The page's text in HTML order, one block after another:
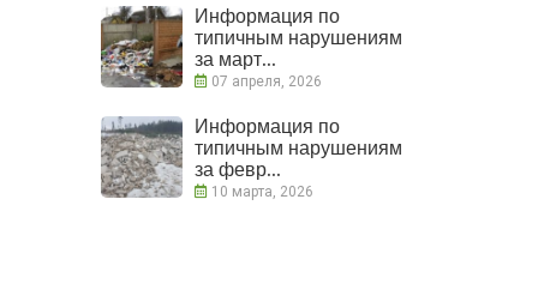
Информация по
типичным нарушениям
за март...
07 апреля, 2026
Информация по
типичным нарушениям
за февр...
10 марта, 2026